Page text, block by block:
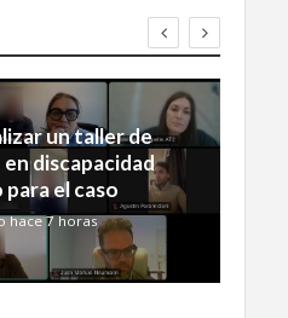
un taller de
discapacidad
el caso
hace 7 horas